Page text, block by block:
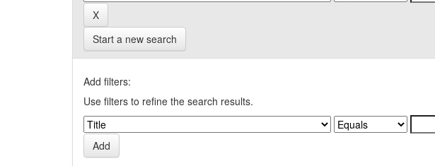
Start a new search
Add filters:
Use filters to refine the search results.